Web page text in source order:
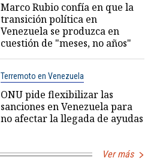
Marco Rubio confía en que la
transición política en
Venezuela se produzca en
cuestión de "meses, no años"
Terremoto en Venezuela
ONU pide flexibilizar las
sanciones en Venezuela para
no afectar la llegada de ayudas
Ver más